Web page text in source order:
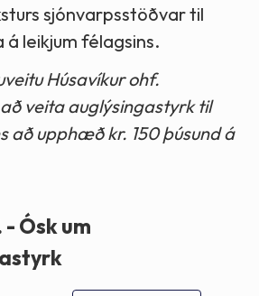
sjónvarpsstöðvar til
á leikjum félagsins.
Húsavíkur ohf.
veita auglýsingastyrk til
að upphæð kr. 150 þúsund á
Ósk um